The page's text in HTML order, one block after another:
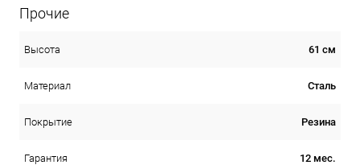
Прочие
Высота 61 см
Материал Сталь
Покрытие Резина
Гарантия 12 мес.